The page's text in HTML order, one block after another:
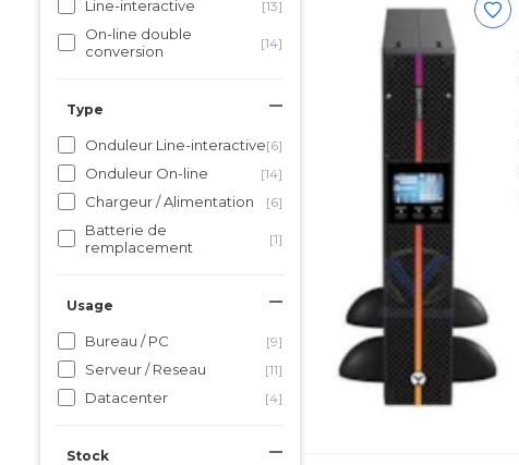
Line-interactive [13]
On-line double
conversion
[14]
Type
Onduleur Line-interactive[6]
Onduleur On-line [14]
Chargeur / Alimentation [6]
Batterie de
remplacement
[1]
Usage
Bureau / PC [9]
Serveur / Reseau [11]
Datacenter [4]
Stock